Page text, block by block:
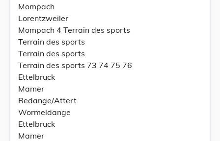
Mompach
Lorentzweiler
Mompach 4 Terrain des sports
Terrain des sports
Terrain des sports
Terrain des sports 73 74 75 76
Ettelbruck
Mamer
Redange/Attert
Wormeldange
Ettelbruck
Mamer